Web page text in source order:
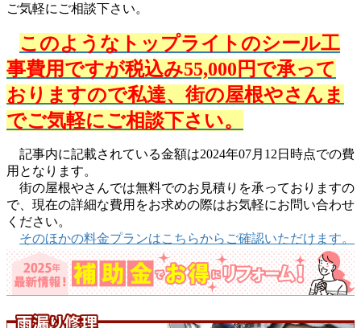
ご気軽にご相談下さい。
このようなトップライトのシール工
事費用ですが税込み55,000円で承って
おりますので私達、街の屋根やさんま
でご気軽にご相談下さい。
記事内に記載されている金額は2024年07月12日時点での費
用となります。
街の屋根やさんでは無料でのお見積りを承っておりますの
で、現在の詳細な費用をお求めの際はお気軽にお問い合わせ
ください。
そのほかの料金プランはこちらからご確認いただけます。